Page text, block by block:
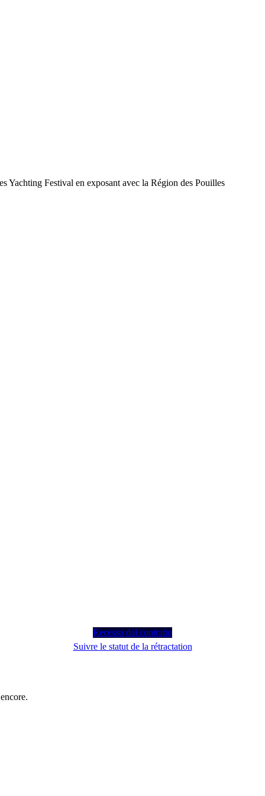
Yachting Festival en exposant avec la Région des Pouilles
Recesso dal contratto
Suivre le statut de la rétractation